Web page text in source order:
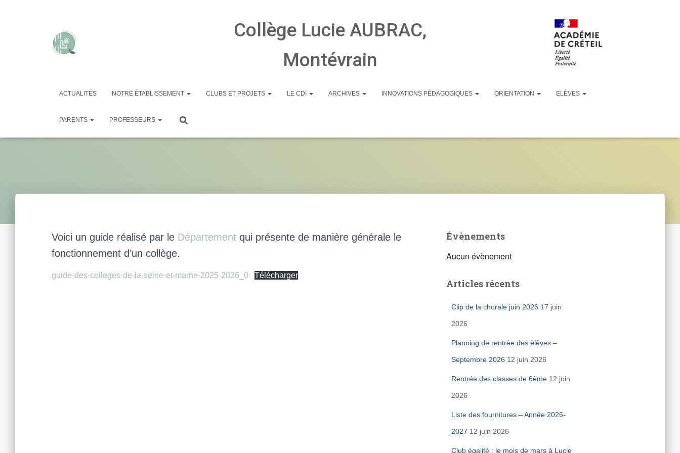
Collège Lucie AUBRAC,
Montévrain
ACTUALITÉS NOTRE ÉTABLISSEMENT CLUBS ET PROJETS LE CDI ARCHIVES INNOVATIONS PÉDAGOGIQUES ORIENTATION ELÈVES
PARENTS PROFESSEURS Le fonctionement d’un collège
Voici un guide réalisé par le Département qui présente de manière générale le
fonctionnement d’un collège.
guide-des-colleges-de-la-seine-et-marne-2025-2026_0 Télécharger
Évènements
Aucun évènement
Articles récents
Clip de la chorale juin 2026 17 juin
2026
Planning de rentrée des élèves –
Septembre 2026 12 juin 2026
Rentrée des classes de 6ème 12 juin
2026
Liste des fournitures – Année 2026-
2027 12 juin 2026
Club égalité : le mois de mars à Lucie